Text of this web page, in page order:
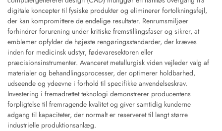
digitale koncepter til fysiske produkter og eliminerer fortolkningsfejl,
der kan kompromittere de endelige resultater. Renrumsmiljøer
forhindrer forurening under kritiske fremstillingsfaser og sikrer, at
emblemer opfylder de højeste rengøringsstandarder, der kræves
inden for medicinsk udstyr, fødevaresektoren eller
præcisionsinstrumenter. Avanceret metallurgisk viden vejleder valg af
materialer og behandlingsprocesser, der optimerer holdbarhed,
udseende og ydeevne i forhold til specifikke anvendelseskrav.
Investering i fremadrettet teknologi demonstrerer producentens
forpligtelse til fremragende kvalitet og giver samtidig kunderne
adgang til kapaciteter, der normalt er reserveret til langt større
industrielle produktionsanlæg.